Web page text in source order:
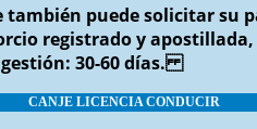
también puede solicitar su
registrado y apostillada,
gestión: 30-60 días.
CANJE LICENCIA CONDUCIR